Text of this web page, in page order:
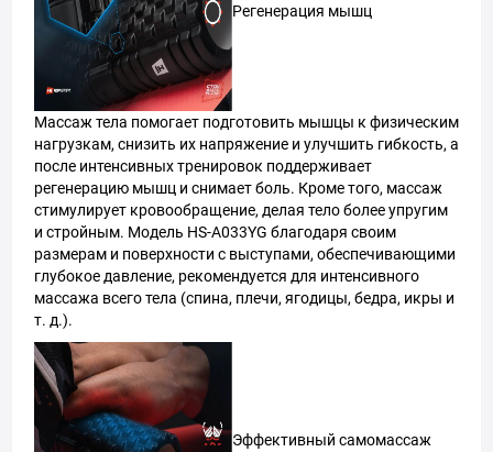
Регенерация мышц
Массаж тела помогает подготовить мышцы к физическим
нагрузкам, снизить их напряжение и улучшить гибкость, а
после интенсивных тренировок поддерживает
регенерацию мышц и снимает боль. Кроме того, массаж
стимулирует кровообращение, делая тело более упругим
и стройным. Модель HS-A033YG благодаря своим
размерам и поверхности с выступами, обеспечивающими
глубокое давление, рекомендуется для интенсивного
массажа всего тела (спина, плечи, ягодицы, бедра, икры и
т. д.).
Эффективный самомассаж